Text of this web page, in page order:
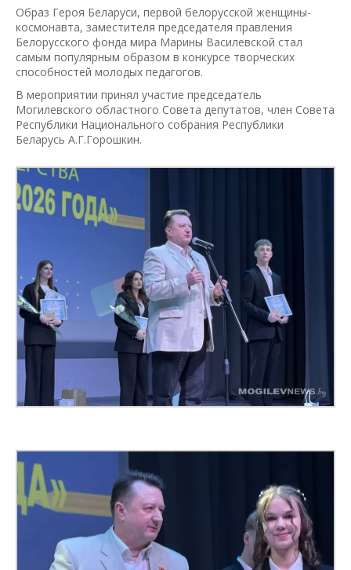
Образ Героя Беларуси, первой белорусской женщины-
космонавта, заместителя председателя правления
Белорусского фонда мира Марины Василевской стал
самым популярным образом в конкурсе творческих
способностей молодых педагогов.
В мероприятии принял участие председатель
Могилевского областного Совета депутатов, член Совета
Республики Национального собрания Республики
Беларусь А.Г.Горошкин.